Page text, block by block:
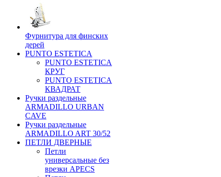
Фурнитура для финских
дерей
PUNTO ESTETICA
PUNTO ESTETICA
КРУГ
PUNTO ESTETICA
КВАДРАТ
Ручки раздельные
ARMADILLO URBAN
CAVE
Ручки раздельные
ARMADILLO ART 30/52
ПЕТЛИ ДВЕРНЫЕ
Петли
универсальные без
врезки APECS